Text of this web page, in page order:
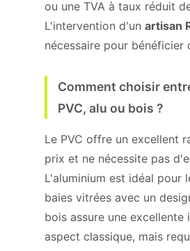
ou une TVA à taux réduit
L'intervention d'un artisan
nécessaire pour bénéficier
Comment choisir
PVC, alu ou bois ?
Le PVC offre un excellent
prix et ne nécessite pas
L'aluminium est idéal pour
baies vitrées avec un
bois assure une excellente
aspect classique, mais